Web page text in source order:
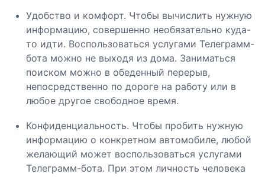
Удобство и комфорт. Чтобы вычислить нужную
информацию, совершенно необязательно куда-
то идти. Воспользоваться услугами Телеграмм-
бота можно не выходя из дома. Заниматься
поиском можно в обеденный перерыв,
непосредственно по дороге на работу или в
любое другое свободное время.
Конфиденциальность. Чтобы пробить нужную
информацию о конкретном автомобиле, любой
желающий может воспользоваться услугами
Телеграмм-бота. При этом личность человека